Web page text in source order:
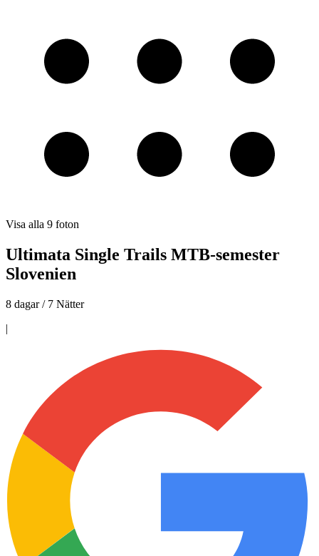
Visa alla 9 foton
Ultimata Single Trails MTB-semester
Slovenien
8 dagar / 7 Nätter
|